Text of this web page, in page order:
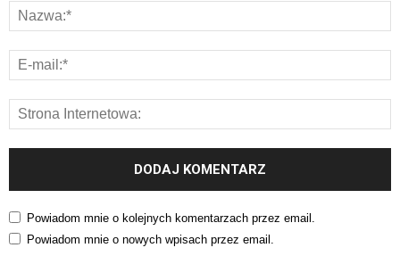
Powiadom mnie o kolejnych komentarzach przez email.
Powiadom mnie o nowych wpisach przez email.